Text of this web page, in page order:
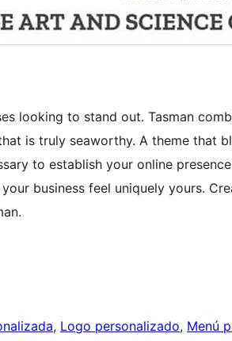
looking to stand out. Tasman
is truly seaworthy. A theme that
to establish your online
business feel uniquely yours.
, Logo personalizado, Menú